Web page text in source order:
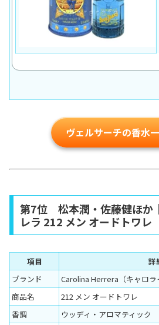
ヴェルサーチの香水
第7位 松本潤・佐藤健ほか
レラ 212 メン オードトワレ
項目
詳
ブランド
Carolina Herrera（キャロラ
商品名
212 メン オードトワレ
香調
ウッディ・アロマティック